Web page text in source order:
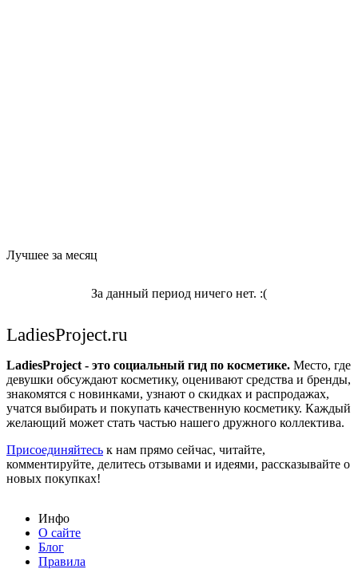
Лучшее за месяц
За данный период ничего нет. :(
LadiesProject.ru
LadiesProject - это социальный гид по косметике. Место, где
девушки обсуждают косметику, оценивают средства и бренды,
знакомятся с новинками, узнают о скидках и распродажах,
учатся выбирать и покупать качественную косметику. Каждый
желающий может стать частью нашего дружного коллектива.
Присоединяйтесь к нам прямо сейчас, читайте,
комментируйте, делитесь отзывами и идеями, рассказывайте о
новых покупках!
Инфо
О сайте
Блог
Правила